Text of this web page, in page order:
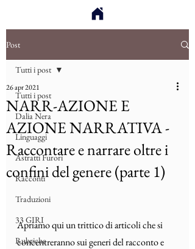
Post
Tutti i post
Dalia Nera
Linguaggi
Astratti Furori
Racconti
Traduzioni
33 GIRI
Rubriche
Tutti i post
NARR-AZIONE E
AZIONE NARRATIVA -
Raccontare e narrare oltre i
confini del genere (parte 1)
26 apr 2021
Apriamo qui un trittico di articoli che si
concentreranno sui generi del racconto e